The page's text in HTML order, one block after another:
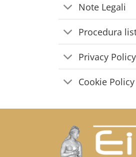
Note Legali
Procedura
Privacy Policy
Cookie Policy